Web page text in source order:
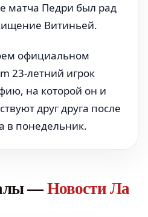
матча Педри был рад
Витиньей.
официальном
23-летний игрок
на которой он и
друг друга после
в понедельник.
—Новости Ла